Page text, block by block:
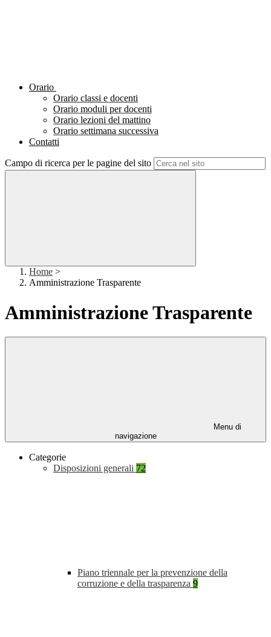
Orario
Orario classi e docenti
Orario moduli per docenti
Orario lezioni del mattino
Orario settimana successiva
Contatti
Campo di ricerca per le pagine del sito
Home >
Amministrazione Trasparente
Amministrazione Trasparente
Menu di
navigazione
Categorie
Disposizioni generali 72
Piano triennale per la prevenzione della
corruzione e della trasparenza 9